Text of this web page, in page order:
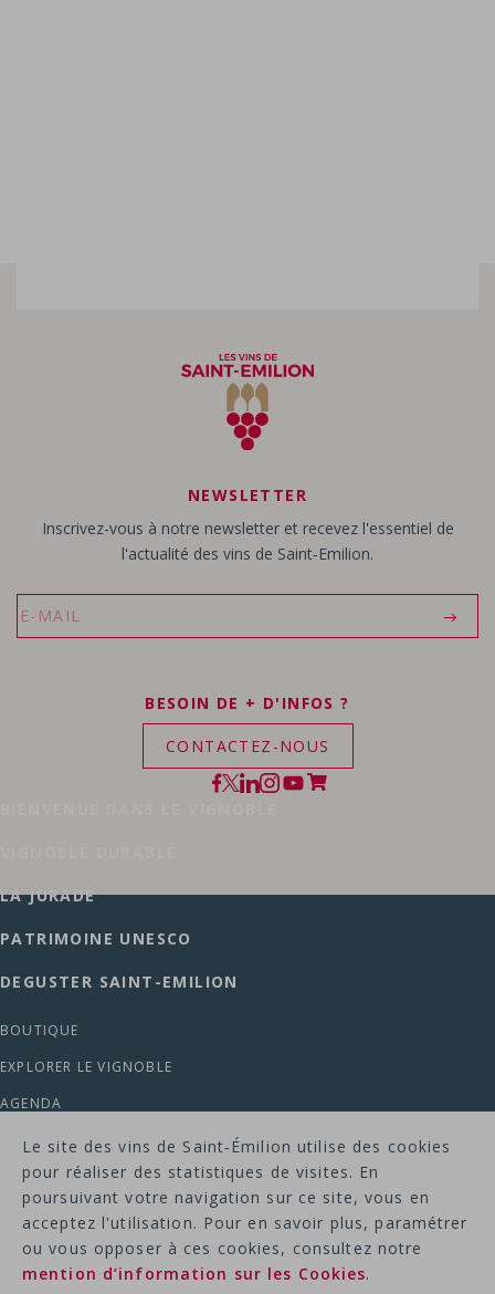
NEWSLETTER
Inscrivez-vous à notre newsletter et recevez l'essentiel de
l'actualité des vins de Saint‑Emilion.
BESOIN DE + D'INFOS ?
CONTACTEZ-NOUS
LA JURADE
PATRIMOINE UNESCO
DEGUSTER SAINT-EMILION
BOUTIQUE
EXPLORER LE VIGNOBLE
AGENDA
ACTUALITES
MENTION LEGALES -
POLITIQUE DE CONFIDENTIALITE -
RGPD & COOKIES -
PLAN DU SITE -
Le site des vins de Saint‑Émilion utilise des cookies
pour réaliser des statistiques de visites. En
poursuivant votre navigation sur ce site, vous en
acceptez l'utilisation. Pour en savoir plus, paramétrer
ou vous opposer à ces cookies, consultez notre
mention d’information sur les Cookies.